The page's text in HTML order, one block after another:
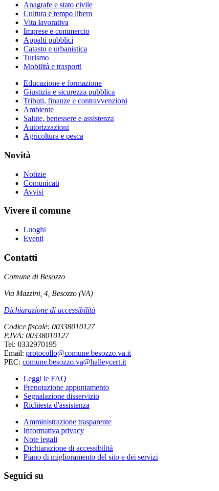
Anagrafe e stato civile
Cultura e tempo libero
Vita lavorativa
Imprese e commercio
Appalti pubblici
Catasto e urbanistica
Turismo
Mobilità e trasporti
Educazione e formazione
Giustizia e sicurezza pubblica
Tributi, finanze e contravvenzioni
Ambiente
Salute, benessere e assistenza
Autorizzazioni
Agricoltura e pesca
Novità
Notizie
Comunicati
Avvisi
Vivere il comune
Luoghi
Eventi
Contatti
Comune di Besozzo
Via Mazzini, 4, Besozzo (VA)
Dichiarazione di accessibilità
Codice fiscale: 00338010127
P.IVA: 00338010127
Tel: 0332970195
Email: protocollo@comune.besozzo.va.it
PEC: comune.besozzo.va@halleycert.it
Leggi le FAQ
Prenotazione appuntamento
Segnalazione disservizio
Richiesta d'assistenza
Amministrazione trasparente
Informativa privacy
Note legali
Dichiarazione di accessibilità
Piano di miglioramento del sito e dei servizi
Seguici su